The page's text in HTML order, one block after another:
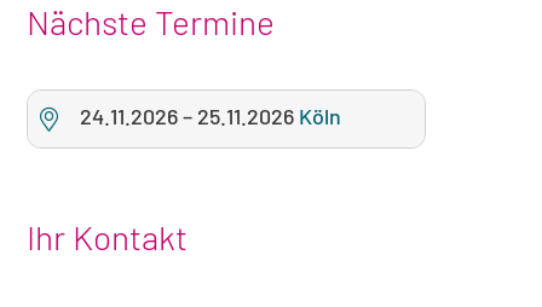
Nächste Termine
24.11.2026– 25.11.2026 Köln
Ihr Kontakt